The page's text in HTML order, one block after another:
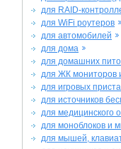
для RAID-
для WiFi роутеров
для автомобилей
для дома
для домашних
для ЖК мониторов
для игровых
для источников
для медицинского
для моноблоков и
для мышей,